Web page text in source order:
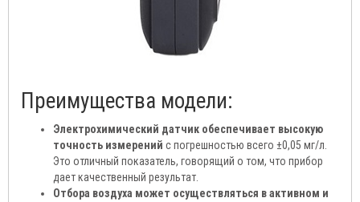
Преимущества модели:
Электрохимический датчик обеспечивает высокую
точность измерений с погрешностью всего ±0,05 мг/л.
Это отличный показатель, говорящий о том, что прибор
дает качественный результат.
Отбора воздуха может осуществляться в активном и